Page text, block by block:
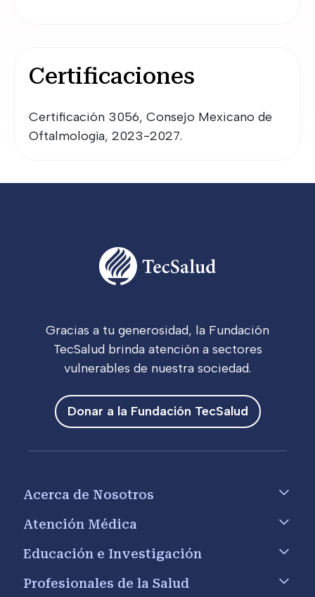
Certificaciones
Certificación 3056, Consejo Mexicano de
Oftalmología, 2023-2027.
Gracias a tu generosidad, la Fundación
TecSalud brinda atención a sectores
vulnerables de nuestra sociedad.
Donar a la Fundación TecSalud
Acerca de Nosotros
Atención Médica
Educación e Investigación
Profesionales de la Salud